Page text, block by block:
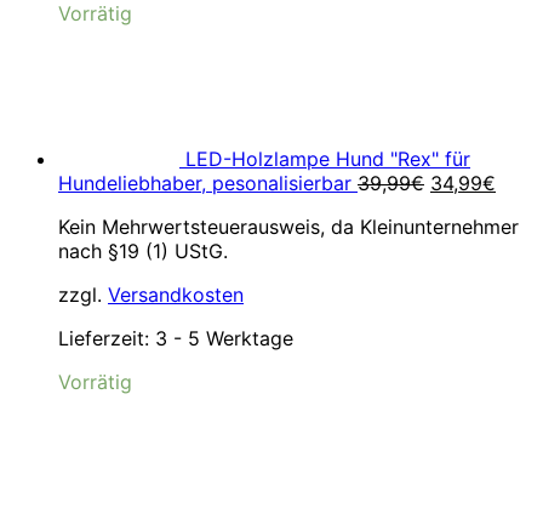
Vorrätig
LED-Holzlampe Hund "Rex" für
Hundeliebhaber, pesonalisierbar 39,99€
war:
34,99€
ist:
Kein Mehrwertsteuerausweis, da Kleinunternehmer
nach §19 (1) UStG.
zzgl. Versandkosten
Lieferzeit: 3 - 5 Werktage
Vorrätig